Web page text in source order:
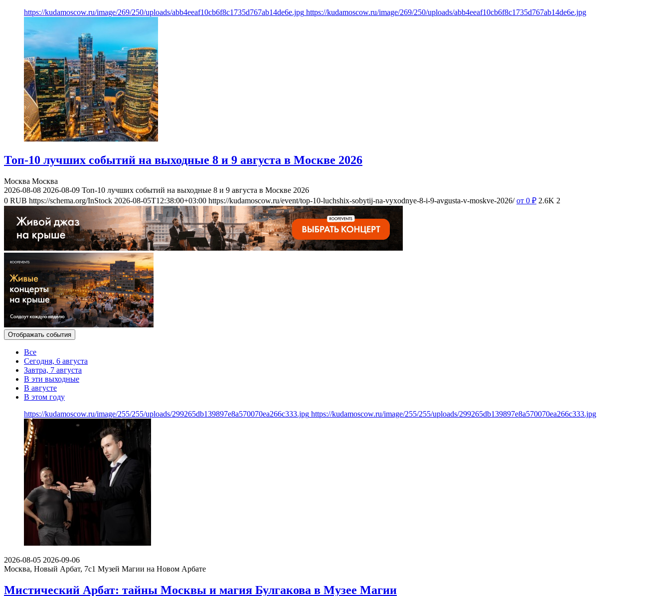
https://kudamoscow.ru/image/269/250/uploads/abb4eeaf10cb6f8c1735d767ab14de6e.jpg https://kudamoscow.ru/image/269/250/uploads/abb4eeaf10cb6f8c1735d767ab14de6e.jpg
Топ-10 лучших событий на выходные 8 и 9 августа в Москве 2026
Москва Москва
2026-08-08 2026-08-09 Топ-10 лучших событий на выходные 8 и 9 августа в Москве 2026
0 RUB https://schema.org/InStock 2026-08-05T12:38:00+03:00 https://kudamoscow.ru/event/top-10-luchshix-sobytij-na-vyxodnye-8-i-9-avgusta-v-moskve-2026/ от 0 ₽ 2.6K 2
Отображать события
Все
Сегодня, 6 августа
Завтра, 7 августа
В эти выходные
В августе
В этом году
https://kudamoscow.ru/image/255/255/uploads/299265db139897e8a570070ea266c333.jpg https://kudamoscow.ru/image/255/255/uploads/299265db139897e8a570070ea266c333.jpg
2026-08-05 2026-09-06
Москва, Новый Арбат, 7с1 Музей Магии на Новом Арбате
Мистический Арбат: тайны Москвы и магия Булгакова в Музее Магии